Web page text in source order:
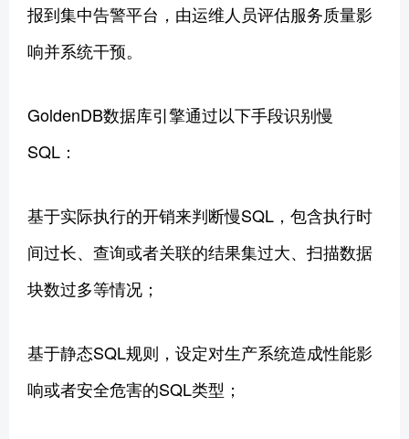
报到集中告警平台，由运维人员评估服务质量影
响并系统干预。
GoldenDB数据库引擎通过以下手段识别慢
SQL：
基于实际执行的开销来判断慢SQL，包含执行时
间过长、查询或者关联的结果集过大、扫描数据
块数过多等情况；
基于静态SQL规则，设定对生产系统造成性能影
响或者安全危害的SQL类型；